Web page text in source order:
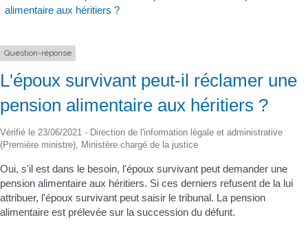
alimentaire aux héritiers ?
Question-réponse
L'époux survivant peut-il réclamer une
pension alimentaire aux héritiers ?
Vérifié le 23/06/2021 - Direction de l'information légale et administrative
(Première ministre), Ministère chargé de la justice
Oui, s'il est dans le besoin, l'époux survivant peut demander une
pension alimentaire aux héritiers. Si ces derniers refusent de la lui
attribuer, l'époux survivant peut saisir le tribunal. La pension
alimentaire est prélevée sur la succession du défunt.